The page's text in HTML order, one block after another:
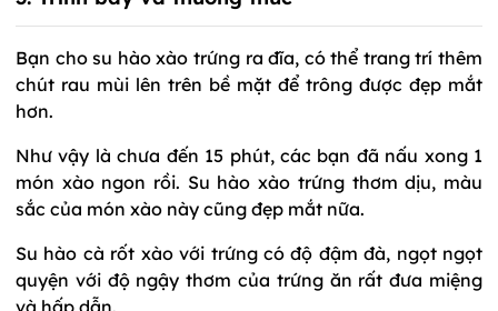
Bạn cho su hào xào trứng ra đĩa, có thể trang trí thêm
chút rau mùi lên trên bề mặt để trông được đẹp mắt
hơn.
Như vậy là chưa đến 15 phút, các bạn đã nấu xong 1
món xào ngon rồi. Su hào xào trứng thơm dịu, màu
sắc của món xào này cũng đẹp mắt nữa.
Su hào cà rốt xào với trứng có độ đậm đà, ngọt ngọt
quyện với độ ngậy thơm của trứng ăn rất đưa miệng
và hấp dẫn.